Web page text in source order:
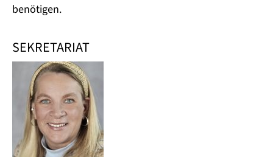
benötigen.
SEKRETARIAT